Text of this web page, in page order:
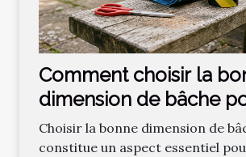
Comment choisir la
dimension de bâche
projet ?
Choisir la bonne dimension de
constitue un aspect essentiel